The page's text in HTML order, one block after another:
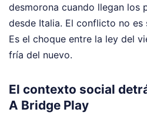
desmorona cuando llegan los
desde Italia. El conflicto no es
Es el choque entre la ley del
fría del nuevo.
El contexto social
A Bridge Play